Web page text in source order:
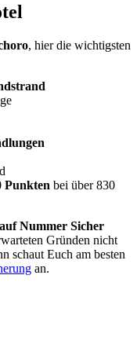
, hier die wichtigsten
Punkten bei über 830
auf Nummer Sicher
Gründen nicht
schaut Euch am besten
an.